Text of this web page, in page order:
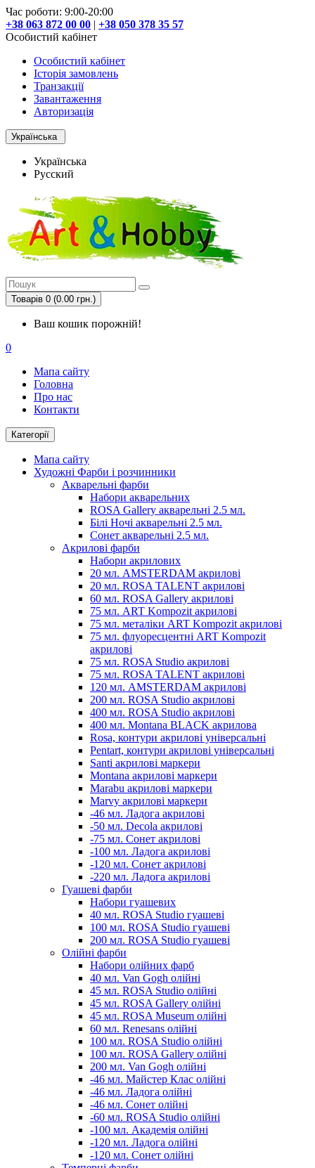
Час роботи: 9:00-20:00
+38 063 872 00 00 | +38 050 378 35 57
Особистий кабінет
Особистий кабінет
Історія замовлень
Транзакції
Завантаження
Авторизація
Українська
Українська
Русский
Товарів 0 (0.00 грн.)
Ваш кошик порожній!
0
Мапа сайту
Головна
Про нас
Контакти
Категорії
Мапа сайту
Художні Фарби і розчинники
Акварельні фарби
Набори акварельних
ROSA Gallery акварельні 2.5 мл.
Білі Ночі акварельні 2.5 мл.
Сонет акварельні 2.5 мл.
Акрилові фарби
Набори акрилових
20 мл. AMSTERDAM акрилові
20 мл. ROSA TALENT акрилові
60 мл. ROSA Gallery акрилові
75 мл. ART Kompozit акрилові
75 мл. металіки ART Kompozit акрилові
75 мл. флуоресцентні ART Kompozit
акрилові
75 мл. ROSA Studio акрилові
75 мл. ROSA TALENT акрилові
120 мл. AMSTERDAM акрилові
200 мл. ROSA Studio акрилові
400 мл. ROSA Studio акрилові
400 мл. Montana BLACK акрилова
Rosa, контури акрилові універсальні
Pentart, контури акрилові універсальні
Santi акрилові маркери
Montana акрилові маркери
Marabu акрилові маркери
Marvy акрилові маркери
-46 мл. Ладога акрилові
-50 мл. Decola акрилові
-75 мл. Сонет акрилові
-100 мл. Ладога акрилові
-120 мл. Сонет акрилові
-220 мл. Ладога акрилові
Гуашеві фарби
Набори гуашевих
40 мл. ROSA Studio гуашеві
100 мл. ROSA Studio гуашеві
200 мл. ROSA Studio гуашеві
Олійні фарби
Набори олійних фарб
40 мл. Van Gogh олійні
45 мл. ROSA Studio олійні
45 мл. ROSA Gallery олійні
45 мл. ROSA Museum олійні
60 мл. Renesans олійні
100 мл. ROSA Studio олійні
100 мл. ROSA Gallery олійні
200 мл. Van Gogh олійні
-46 мл. Майстер Клас олійні
-46 мл. Ладога олійні
-46 мл. Сонет олійні
-60 мл. ROSA Studio олійні
-100 мл. Академія олійні
-120 мл. Ладога олійні
-120 мл. Сонет олійні